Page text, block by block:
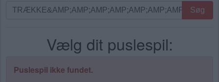
Søg
bogstaverne
Søg
Vælg dit puslespil:
Puslespil ikke fundet.